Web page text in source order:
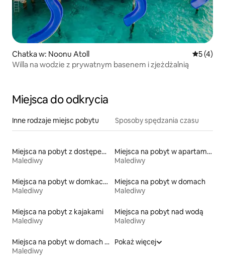
Chatka w: Noonu Atoll Średnia
5 (4)
Willa na wodzie z prywatnym basenem i zjeżdżalnią
Miejsca do odkrycia
Inne rodzaje miejsc pobytu Sposoby spędzania czasu
Miejsca na pobyt z dostępem do jeziora
Malediwy
Miejsca na pobyt w apartamentach z obsługą
Malediwy
Miejsca na pobyt w domkach ekologicznych na łonie przyrody
Malediwy
Miejsca na pobyt w domach
Malediwy
Miejsca na pobyt z kajakami
Malediwy
Miejsca na pobyt nad wodą
Malediwy
Miejsca na pobyt w domach przy plaży
Malediwy
Pokaż więcej